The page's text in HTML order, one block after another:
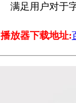
满足用户对于
播放器下载地址: